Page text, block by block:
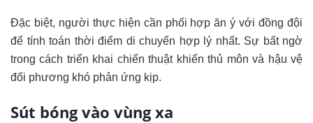
Đặc biệt, người thực hiện cần phối hợp ăn ý với đồng đội
để tính toán thời điểm di chuyển hợp lý nhất. Sự bất ngờ
trong cách triển khai chiến thuật khiến thủ môn và hậu vệ
đối phương khó phản ứng kịp.
Sút bóng vào vùng xa